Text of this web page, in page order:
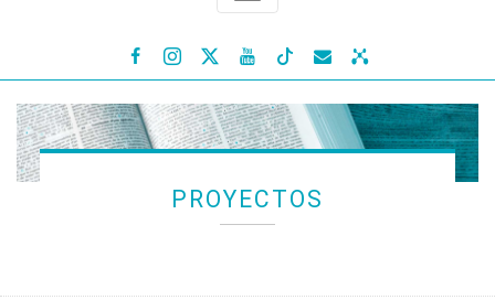
   
PROYECTOS